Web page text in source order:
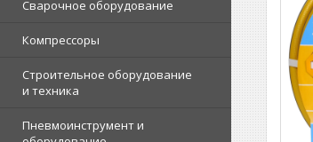
Сварочное оборудование
Компрессоры
Строительное оборудование
и техника
Пневмоинструмент и